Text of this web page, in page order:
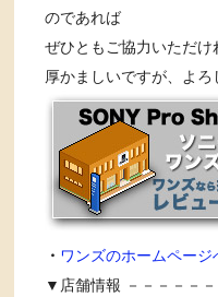
のであれば
ぜひともご協力いただ
厚かましいですが、よろ
・ ワンズのホームページ
▼店舗情報 －－－－－